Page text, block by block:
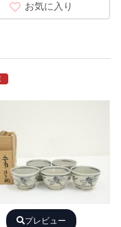
お気に入り
プレビュー